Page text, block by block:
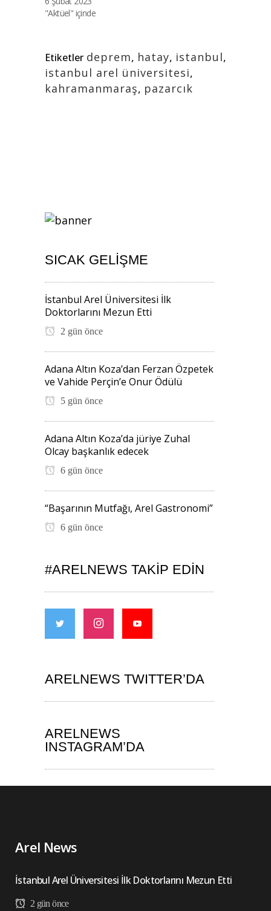
"Aktüel" içinde
Etiketler deprem, hatay, istanbul,
istanbul arel üniversitesi,
kahramanmaraş, pazarcık
SICAK GELIŞME
İstanbul Arel Üniversitesi İlk
Doktorlarını Mezun Etti
2 gün önce
Adana Altın Koza’dan Ferzan Özpetek
ve Vahide Perçin’e Onur Ödülü
5 gün önce
Adana Altın Koza’da jüriye Zuhal
Olcay başkanlık edecek
6 gün önce
“Başarının Mutfağı, Arel Gastronomi”
6 gün önce
#ARELNEWS TAKIP EDIN
ARELNEWS TWITTER’DA
ARELNEWS
INSTAGRAM’DA
Arel News
İstanbul Arel Üniversitesi İlk Doktorlarını Mezun Etti
2 gün önce